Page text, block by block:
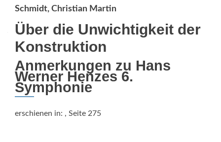
Schmidt, Christian Martin
Über die Unwichtigkeit der
Konstruktion
Anmerkungen zu Hans
Werner Henzes 6.
Symphonie
erschienen in: , Seite 275